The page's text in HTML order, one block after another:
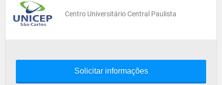
Centro Universitário Central Paulista
Solicitar informações